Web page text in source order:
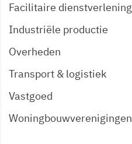
Facilitaire dienstverlening
Industriële productie
Overheden
Transport & logistiek
Vastgoed
Woningbouwverenigingen